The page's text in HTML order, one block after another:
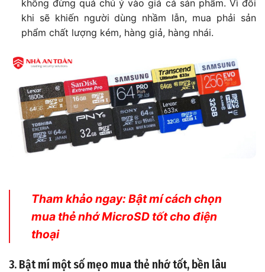
không đừng quá chú ý vào giá cả sản phẩm. Vì đôi
khi sẽ khiến người dùng nhầm lẫn, mua phải sản
phẩm chất lượng kém, hàng giả, hàng nhái.
Tham khảo ngay: Bật mí cách chọn
mua thẻ nhớ MicroSD tốt cho điện
thoại
3. Bật mí một số mẹo mua thẻ nhớ tốt, bền lâu